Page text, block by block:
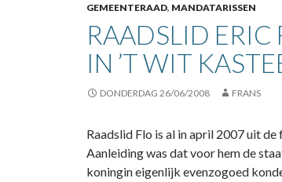
GEMEENTERAAD, MANDATARISSEN
RAADSLID
IN ’T WIT
DONDERDAG 26/06/2008 FRANS
Raadslid Flo is al in april 2007 uit
Aanleiding was dat voor hem de
koningin eigenlijk evenzogoed